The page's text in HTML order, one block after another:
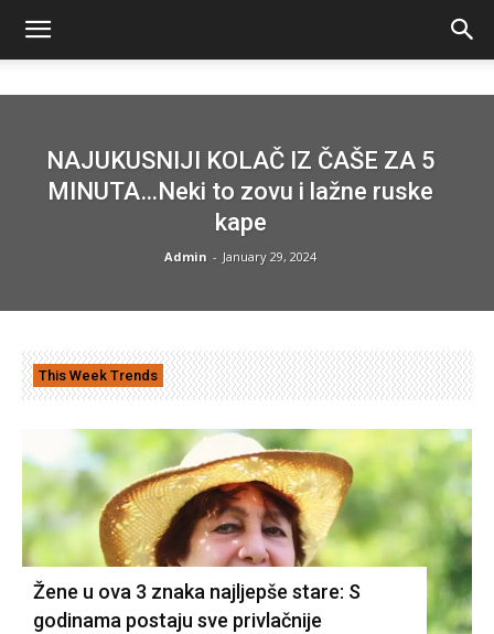
NAJUKUSNIJI KOLAČ IZ ČAŠE ZA 5
MINUTA…Neki to zovu i lažne ruske
kape
Admin - January 29, 2024
This Week Trends
Žene u ova 3 znaka najljepše stare: S
godinama postaju sve privlačnije